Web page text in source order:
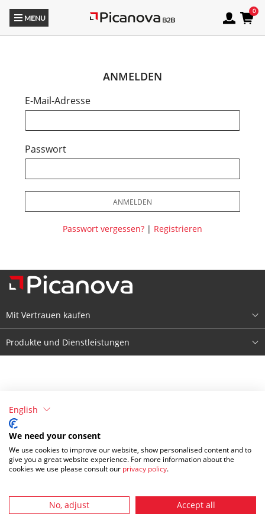
MENU
ANMELDEN
E-Mail-Adresse
Passwort
ANMELDEN
Passwort vergessen? | Registrieren
Mit Vertrauen kaufen
Über Picanova
Datenschutzerklärung
Produkte und Dienstleistungen
Anmelden
English
We need your consent
We use cookies to improve our website, show personalised content and to
give you a great website experience. For more information about the
cookies we use please consult our privacy policy.
No, adjust Accept all